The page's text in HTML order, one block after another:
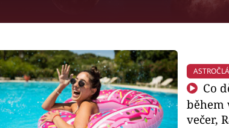
Co
během
večer,